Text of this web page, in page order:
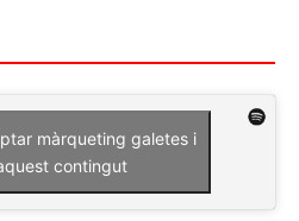
màrqueting galetes i
contingut